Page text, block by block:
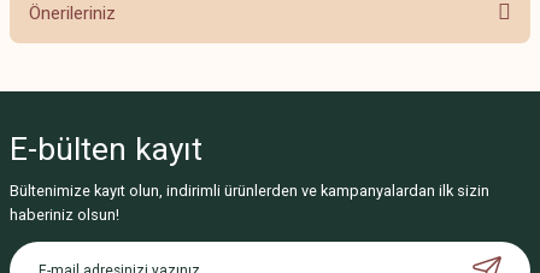
Önerileriniz
Görüş ve önerileriniz için teşekkür ederiz.
Ürün resmi kalitesiz, bozuk veya görüntülenemiyor.
Ürün açıklamasında eksik bilgiler bulunuyor.
E-bülten kayıt
Bültenimize kayıt olun, indirimli ürünlerden ve kampanyalardan ilk sizin
haberiniz olsun!